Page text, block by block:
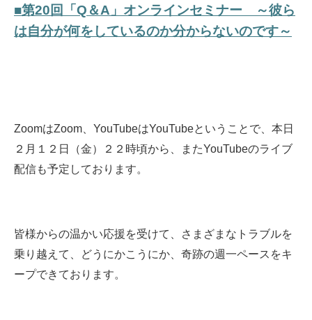
■第20回「Q＆A」オンラインセミナー ～彼ら
は自分が何をしているのか分からないのです～
ZoomはZoom、YouTubeはYouTubeということで、本日
２月１２日（金）２２時頃から、またYouTubeのライブ
配信も予定しております。
皆様からの温かい応援を受けて、さまざまなトラブルを
乗り越えて、どうにかこうにか、奇跡の週一ペースをキ
ープできております。